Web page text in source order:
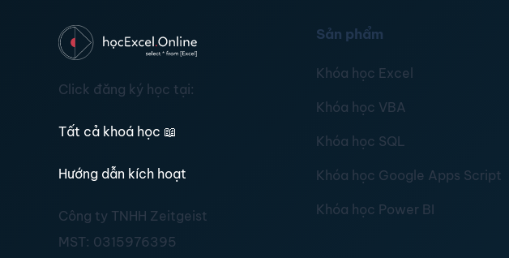
Click đăng ký học tại:
Tất cả khoá học 📖
Hướng dẫn kích hoạt
Công ty TNHH Zeitgeist
MST: 0315976395
Sản phẩm
Khóa học Excel
Khóa học VBA
Khóa học SQL
Khóa học Google Apps Script
Khóa học Power BI